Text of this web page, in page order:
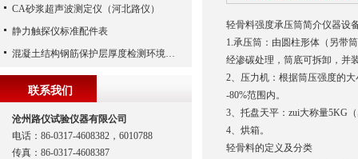
轻骨料强度承压筒简介仪器设
1.承压筒：由圆柱形体（另带
经渗碳处理，筒底可拆卸，并
2、压力机：根据筒压强度的
-80%范围内。
3、托盘天平：zui大称量5KG
4、烘箱。
轻骨料的定义及分类
CA砂浆超声波测定仪（河北路仪）
静力触探仪标准配件表
混凝土结构钢筋保护层厚度检测环境校准装置
联系我们
沧州路仪试验仪器有限公司
电话：86-0317-4608382，6010788
传真：86-0317-4608387